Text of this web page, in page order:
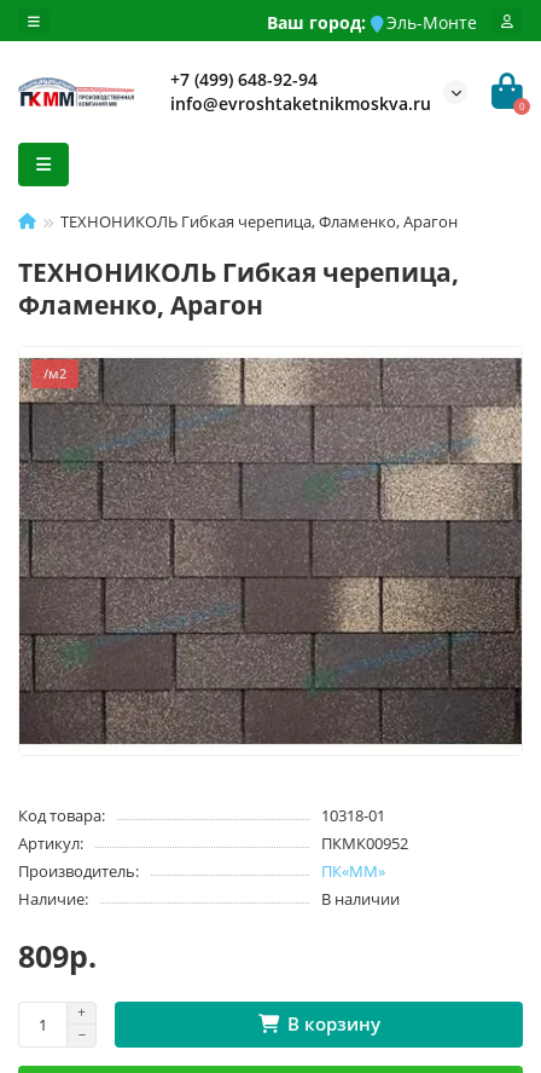
Ваш город: Эль-Монте
+7 (499) 648-92-94
info@evroshtaketnikmoskva.ru
0
ТЕХНОНИКОЛЬ Гибкая черепица, Фламенко, Арагон
ТЕХНОНИКОЛЬ Гибкая черепица,
Фламенко, Арагон
/м2
Код товара:
10318-01
Артикул:
ПКМК00952
Производитель:
ПК«ММ»
Наличие:
В наличии
809р.
В корзину